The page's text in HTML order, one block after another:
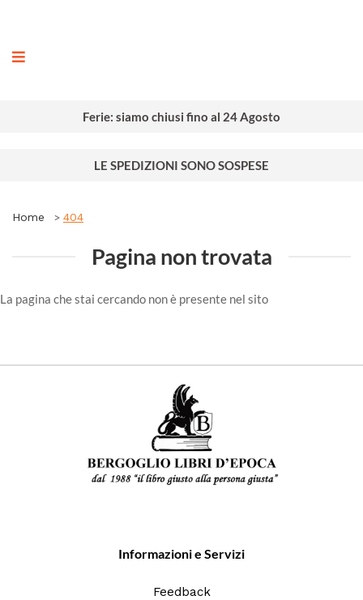
Ferie: siamo chiusi fino al 24 Agosto
LE SPEDIZIONI SONO SOSPESE
Home 404
Pagina non trovata
La pagina che stai cercando non è presente nel sito
Informazioni e Servizi
Feedback